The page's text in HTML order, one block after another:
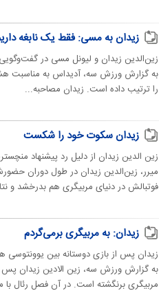
زیدان به مسی: فقط یک نابغه
زین‌الدین زیدان و لیونل مسی در گفت‌وگویی
به گزارش ورزش سه، آدیداس به مناسبت
را ترتیب داده است. زیدان مصاحبه...
زیدان سکوت خود را شکست
زین الدین زیدان از دلیل رد پیشنهاد
میرر، زین‌الدین زیدان در طول دوران
فوتبالش در دنیای مربیگری هم بدرخشد و
زیدان: به مربیگری برمی‌گردم
زیدان پس از بازی دوستانه بین یوونتوسی
مربیگری برنگشته است. در آن فصل رئال با